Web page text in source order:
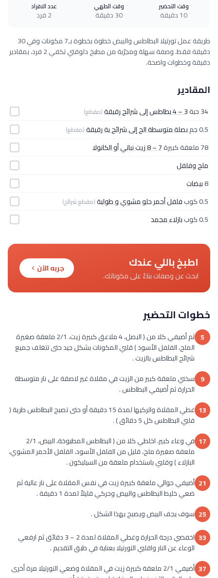
وقت التحضير
10 دقيقة
وقت الطهي
30 دقيقة
عدد الافراد
2 فرد
طريقة عمل تورتيلا البطاطس والبيض خطوة بخطوة بـ7 مكونات وفي 30
دقيقة فقط. وصفة سهلة ومجرّبة من مطبخ دلوقتي تكفي 2 فرد، بمقادير
دقيقة وخطوات واضحة.
المقادير
34 حبة 3 – 4 بطاطس إلى شرائح رقيقة (مقطع)
0.5 جم بصلة متوسطة الح إلى شرائح ية رقيقة(مقطع)
78 ملعقة كبيرة
7 – 8 زيت نباتي أو الكانولا
ملح وفلفل
8بيضات
0.5 كوب
فلفل أحمر حلو مشوي و طولية(مقطع شرائح)
0.5 كوب بازلاء مجمد
اطبخ باللي عندك
ابحث عن وصفات بناءً على مكوناتك.
جربه الآن
خطوات التحضير
5
ثم أضيفي كلا من ( البصل، 4 ملاعق كبيرة زيت، 2/1 ملعقة صغيرة
الملح، الفلفل الأسود ) قلبي المكونات بشكل جيد حتى تتغلف جميع
شرائح البطاطس بالزيت .
9 سخني ملعقة كبير من الزيت في مقلاة غير لاصقة على نار متوسطة
الحرارة ثم أضيفي البطاطس .
13
غطي المقلاة واتركيها لمدة 15 دقيقة أو حتى تصبح البطاطس طرية (
قلبي البطاطس كل 5 دقائق ) .
17
في وعاء كبير، اخلطي كلا من ( البطاطس المطبوخة، البيض، 2/1
ملعقة صغيرة ملح، قليل من الفلفل الأسود، الفلفل الأحمر المشوي،
البازلاء ) وقلبي باستخدام ملعقة من السيليكون .
21 أضيفي حوالي ملعقة كبيرة زيت في نفس المقلاة على نار عالية ثم
ضعي خليط البطاطس والبيض وحركي قليلاً لمدة 1 دقيقة .
25 سوف يجف البيض ويصبح بهذا الشكل .
33
اخفضي درجة الحرارة وغطي المقلاة لمدة 2 – 3 دقائق ثم ارفعي
الوعاء عن النار واقلبي التورتيلا بعناية في طبق التقديم .
37
أضيفي 2/1 ملعقة كبيرة زيت في المقلاة وضعي التورتيلا مرة أخرى